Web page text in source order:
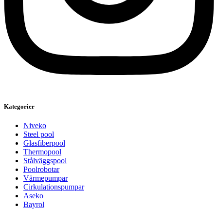
Kategorier
Niveko
Steel pool
Glasfiberpool
Thermopool
Stålväggspool
Poolrobotar
Värmepumpar
Cirkulationspumpar
Aseko
Bayrol